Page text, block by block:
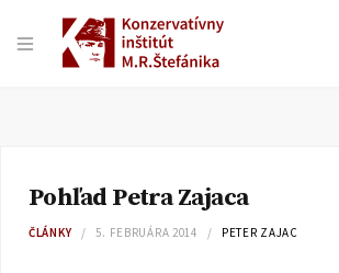
Pohľad Petra Zajaca
ČLÁNKY 5. FEBRUÁRA 2014 PETER ZAJAC